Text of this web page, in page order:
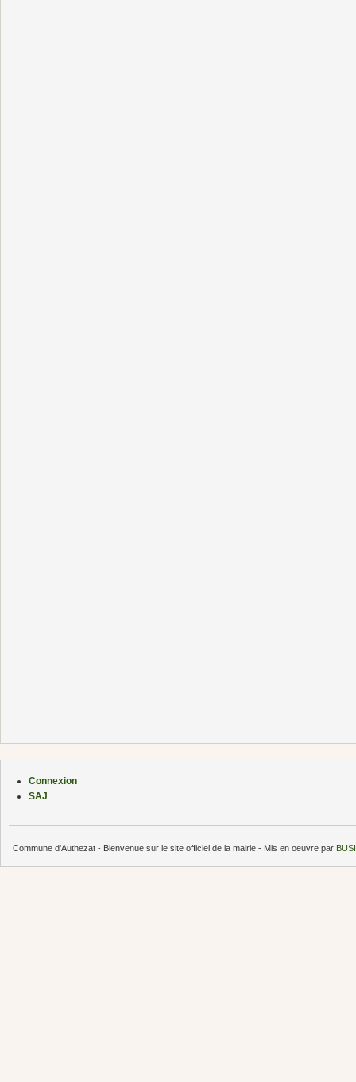
Connexion
SAJ
Commune d'Authezat - Bienvenue sur le site officiel de la mairie - Mis en oeuvre par